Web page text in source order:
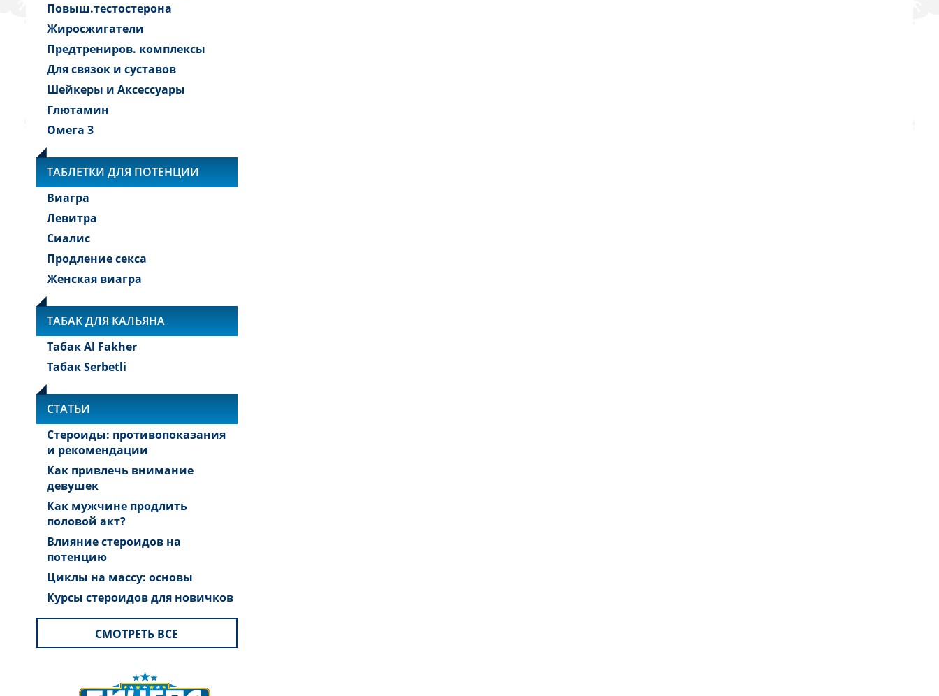
Повыш.тестостерона
Жиросжигатели
Предтрениров. комплексы
Для связок и суставов
Шейкеры и Аксессуары
Глютамин
Омега 3
ТАБЛЕТКИ ДЛЯ ПОТЕНЦИИ
Виагра
Левитра
Сиалис
Продление секса
Женская виагра
ТАБАК ДЛЯ КАЛЬЯНА
Табак Al Fakher
Табак Serbetli
СТАТЬИ
Стероиды: противопоказания
и рекомендации
Как привлечь внимание
девушек
Как мужчине продлить
половой акт?
Влияние стероидов на
потенцию
Циклы на массу: основы
Курсы стероидов для новичков
СМОТРЕТЬ ВСЕ